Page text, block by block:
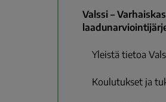
Valssi –
Yleistä tietoa
Koulutukset ja